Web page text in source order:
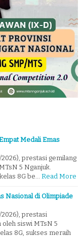
Medali Emas
prestasi gemilang
5 Nganjuk.
8G be… Read More
Nasional di Olimpiade
2026), prestasi
siswi MTsN 5
8G, sukses meraih